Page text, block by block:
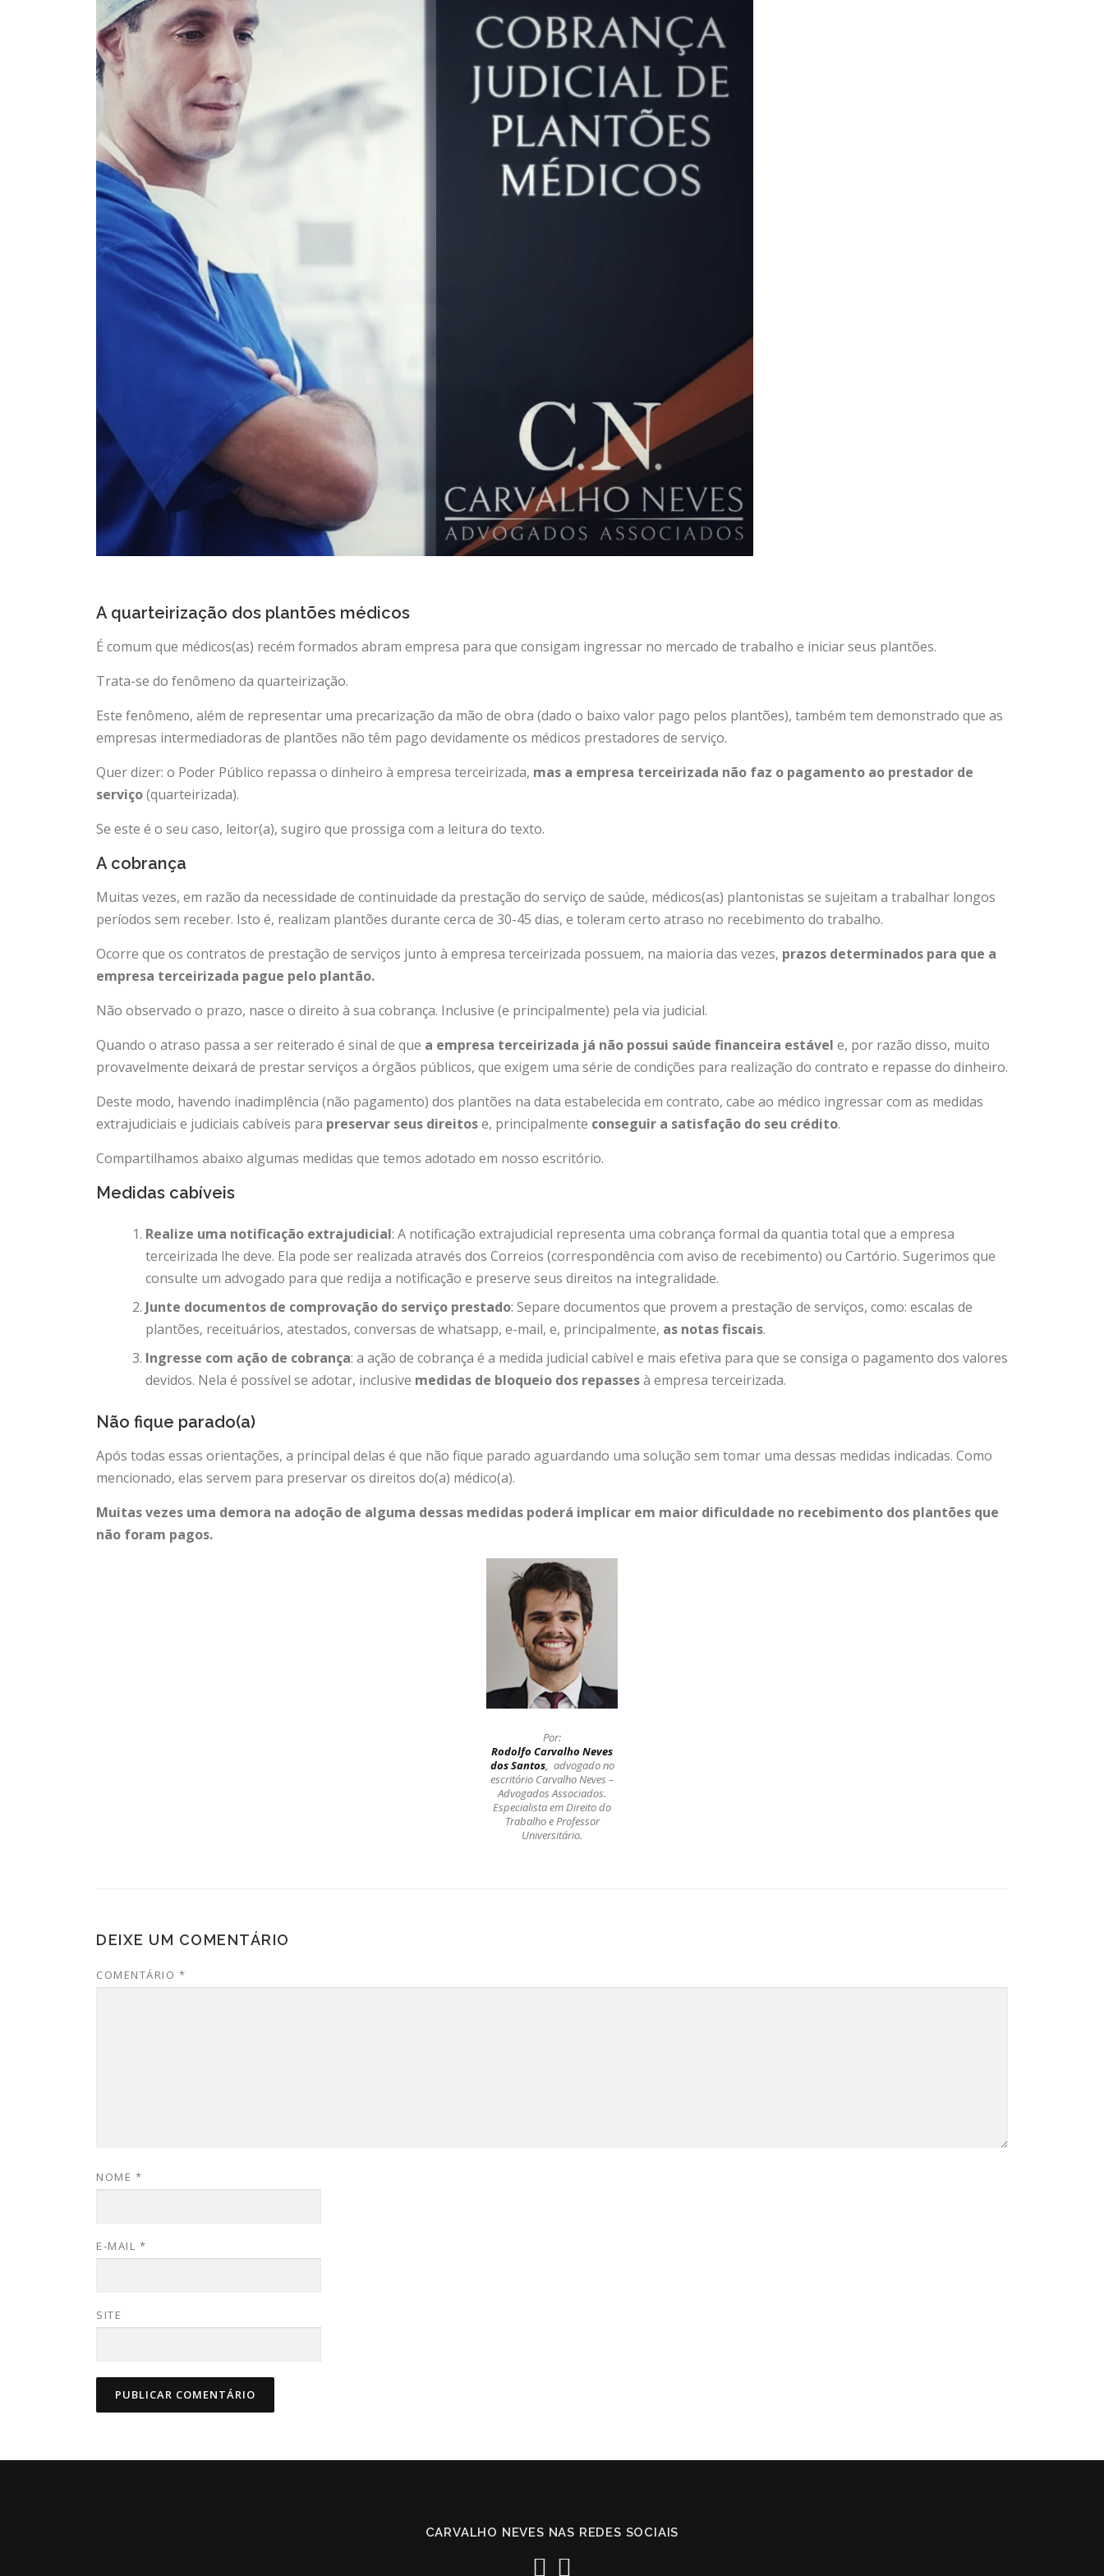
A quarteirização dos plantões médicos
É comum que médicos(as) recém formados abram empresa para que consigam ingressar no mercado de trabalho e iniciar seus plantões.
Trata-se do fenômeno da quarteirização.
Este fenômeno, além de representar uma precarização da mão de obra (dado o baixo valor pago pelos plantões), também tem demonstrado que as
empresas intermediadoras de plantões não têm pago devidamente os médicos prestadores de serviço.
Quer dizer: o Poder Público repassa o dinheiro à empresa terceirizada, mas a empresa terceirizada não faz o pagamento ao prestador de
serviço(quarteirizada).
Se este é o seu caso, leitor(a), sugiro que prossiga com a leitura do texto.
A cobrança
Muitas vezes, em razão da necessidade de continuidade da prestação do serviço de saúde, médicos(as) plantonistas se sujeitam a trabalhar longos
períodos sem receber. Isto é, realizam plantões durante cerca de 30-45 dias, e toleram certo atraso no recebimento do trabalho.
Ocorre que os contratos de prestação de serviços junto à empresa terceirizada possuem, na maioria das vezes, prazos determinados para que a
empresa terceirizada pague pelo plantão.
Não observado o prazo, nasce o direito à sua cobrança. Inclusive (e principalmente) pela via judicial.
Quando o atraso passa a ser reiterado é sinal de que a empresa terceirizada já não possui saúde financeira estável e, por razão disso, muito
provavelmente deixará de prestar serviços a órgãos públicos, que exigem uma série de condições para realização do contrato e repasse do dinheiro.
Deste modo, havendo inadimplência (não pagamento) dos plantões na data estabelecida em contrato, cabe ao médico ingressar com as medidas
extrajudiciais e judiciais cabíveis para preservar seus direitose, principalmente conseguir a satisfação do seu crédito.
Compartilhamos abaixo algumas medidas que temos adotado em nosso escritório.
Medidas cabíveis
Realize uma notificação extrajudicial: A notificação extrajudicial representa uma cobrança formal da quantia total que a empresa
terceirizada lhe deve. Ela pode ser realizada através dos Correios (correspondência com aviso de recebimento) ou Cartório. Sugerimos que
consulte um advogado para que redija a notificação e preserve seus direitos na integralidade.
Junte documentos de comprovação do serviço prestado: Separe documentos que provem a prestação de serviços, como: escalas de
plantões, receituários, atestados, conversas de whatsapp, e-mail, e, principalmente, as notas fiscais.
Ingresse com ação de cobrança: a ação de cobrança é a medida judicial cabível e mais efetiva para que se consiga o pagamento dos valores
devidos. Nela é possível se adotar, inclusive medidas de bloqueio dos repassesà empresa terceirizada.
Não fique parado(a)
Após todas essas orientações, a principal delas é que não fique parado aguardando uma solução sem tomar uma dessas medidas indicadas. Como
mencionado, elas servem para preservar os direitos do(a) médico(a).
Muitas vezes uma demora na adoção de alguma dessas medidas poderá implicar em maior dificuldade no recebimento dos plantões que
não foram pagos.
Por:
Rodolfo Carvalho Neves
dos Santos, advogado no
escritório Carvalho Neves –
Advogados Associados.
Especialista em Direito do
Trabalho e Professor
Universitário.
DEIXE UM COMENTÁRIO
COMENTÁRIO *
NOME *
E-MAIL *
SITE
CARVALHO NEVES NAS REDES SOCIAIS